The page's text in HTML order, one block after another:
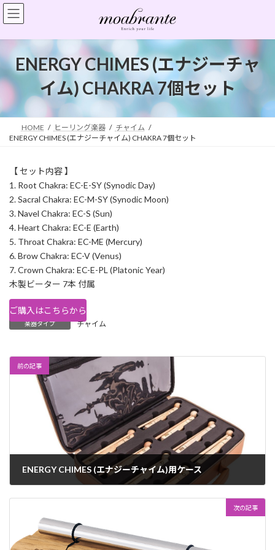
コ
ン
ン
ツ
へ
ス
プ
ナ
ビ
ー
シ
ョ
ン
動
ENERGY CHIMES (エナジーチャ
イム) CHAKRA 7個セット
HOME ヒーリング楽器
チャイム
ENERGY CHIMES (エナジーチャイム) CHAKRA 7個セット
【 セット内容 】
1. Root Chakra: EC-E-SY (Synodic Day)
2. Sacral Chakra: EC-M-SY (Synodic Moon)
3. Navel Chakra: EC-S (Sun)
4. Heart Chakra: EC-E (Earth)
5. Throat Chakra: EC-ME (Mercury)
6. Brow Chakra: EC-V (Venus)
7. Crown Chakra: EC-E-PL (Platonic Year)
木製ビーター 7本 付属
ご購入はこちらから
楽器タイプ チャイム
前の記事
ENERGY CHIMES (エナジーチャイム)用ケース
次の記事